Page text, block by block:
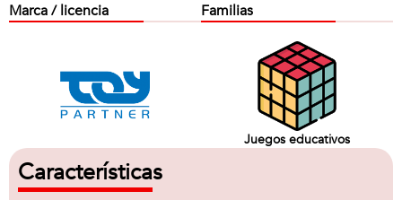
Marca / licencia Familias
Juegos educativos
Características